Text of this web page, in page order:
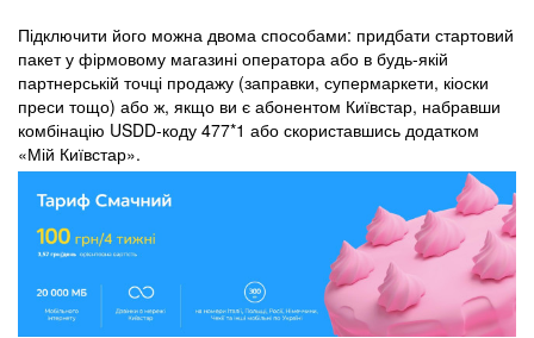
Підключити його можна двома способами: придбати стартовий
пакет у фірмовому магазині оператора або в будь-якій
партнерській точці продажу (заправки, супермаркети, кіоски
преси тощо) або ж, якщо ви є абонентом Київстар, набравши
комбінацію USDD-коду 477*1 або скориставшись додатком
«Мій Київстар».